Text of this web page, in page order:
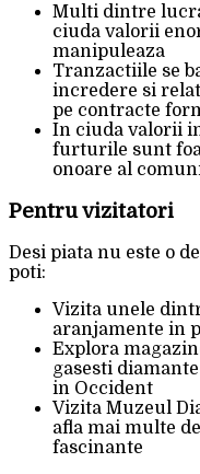
Multi dintre
ciuda valorii
manipuleaza
Tranzactiile se
incredere si
pe contracte
In ciuda valorii
furturile sunt
onoare al
Pentru vizitatori
Desi piata nu este o
poti:
Vizita unele
aranjamente in
Explora
gasesti
in Occident
Vizita Muzeul
afla mai multe
fascinante